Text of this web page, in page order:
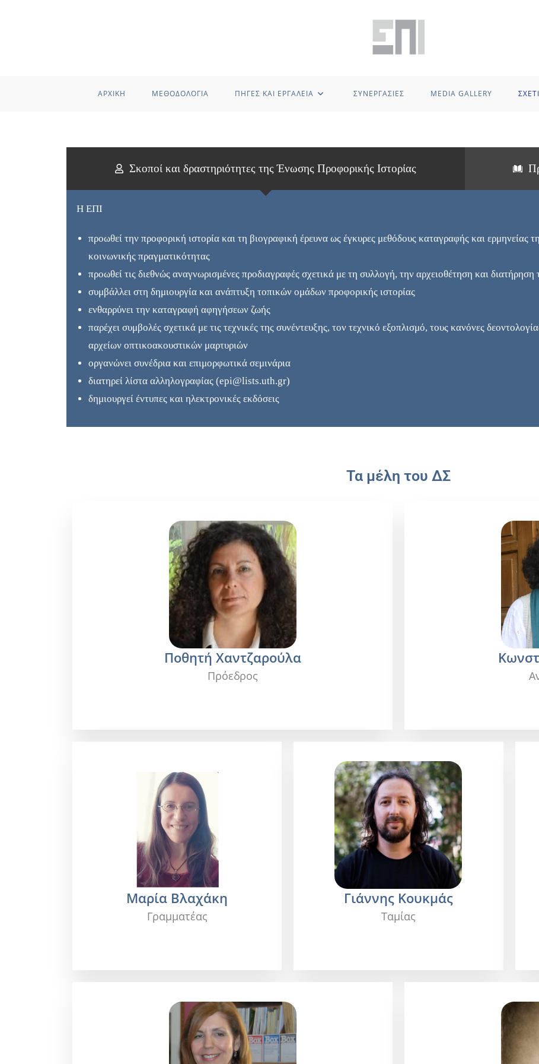
ΑΡΧΙΚΗ ΜΕΘΟΔΟΛΟΓΙΑ ΠΗΓΕΣ ΚΑΙ ΕΡΓΑΛΕΙΑ ΣΥΝΕΡΓΑΣΙΕΣ MEDIA GALLERY
Σκοποί και δραστηριότητες της Ένωσης Προφορικής Ιστορίας
Η ΕΠΙ
προωθεί την προφορική ιστορία και τη βιογραφική έρευνα ως έγκυρες μεθόδους καταγραφής και ερμηνείας
κοινωνικής πραγματικότητας
προωθεί τις διεθνώς αναγνωρισμένες προδιαγραφές σχετικά με τη συλλογή, την αρχειοθέτηση και
συμβάλλει στη δημιουργία και ανάπτυξη τοπικών ομάδων προφορικής ιστορίας
ενθαρρύνει την καταγραφή αφηγήσεων ζωής
παρέχει συμβολές σχετικά με τις τεχνικές της συνέντευξης, τον τεχνικό εξοπλισμό, τους κανόνες
αρχείων οπτικοακουστικών μαρτυριών
οργανώνει συνέδρια και επιμορφωτικά σεμινάρια
διατηρεί λίστα αλληλογραφίας (epi@lists.uth.gr)
δημιουργεί έντυπες και ηλεκτρονικές εκδόσεις
Τα μέλη του ΔΣ
Ποθητή Χαντζαρούλα
Πρόεδρος
Μαρία Βλαχάκη
Γραμματέας
Γιάννης Κουκμάς
Ταμίας